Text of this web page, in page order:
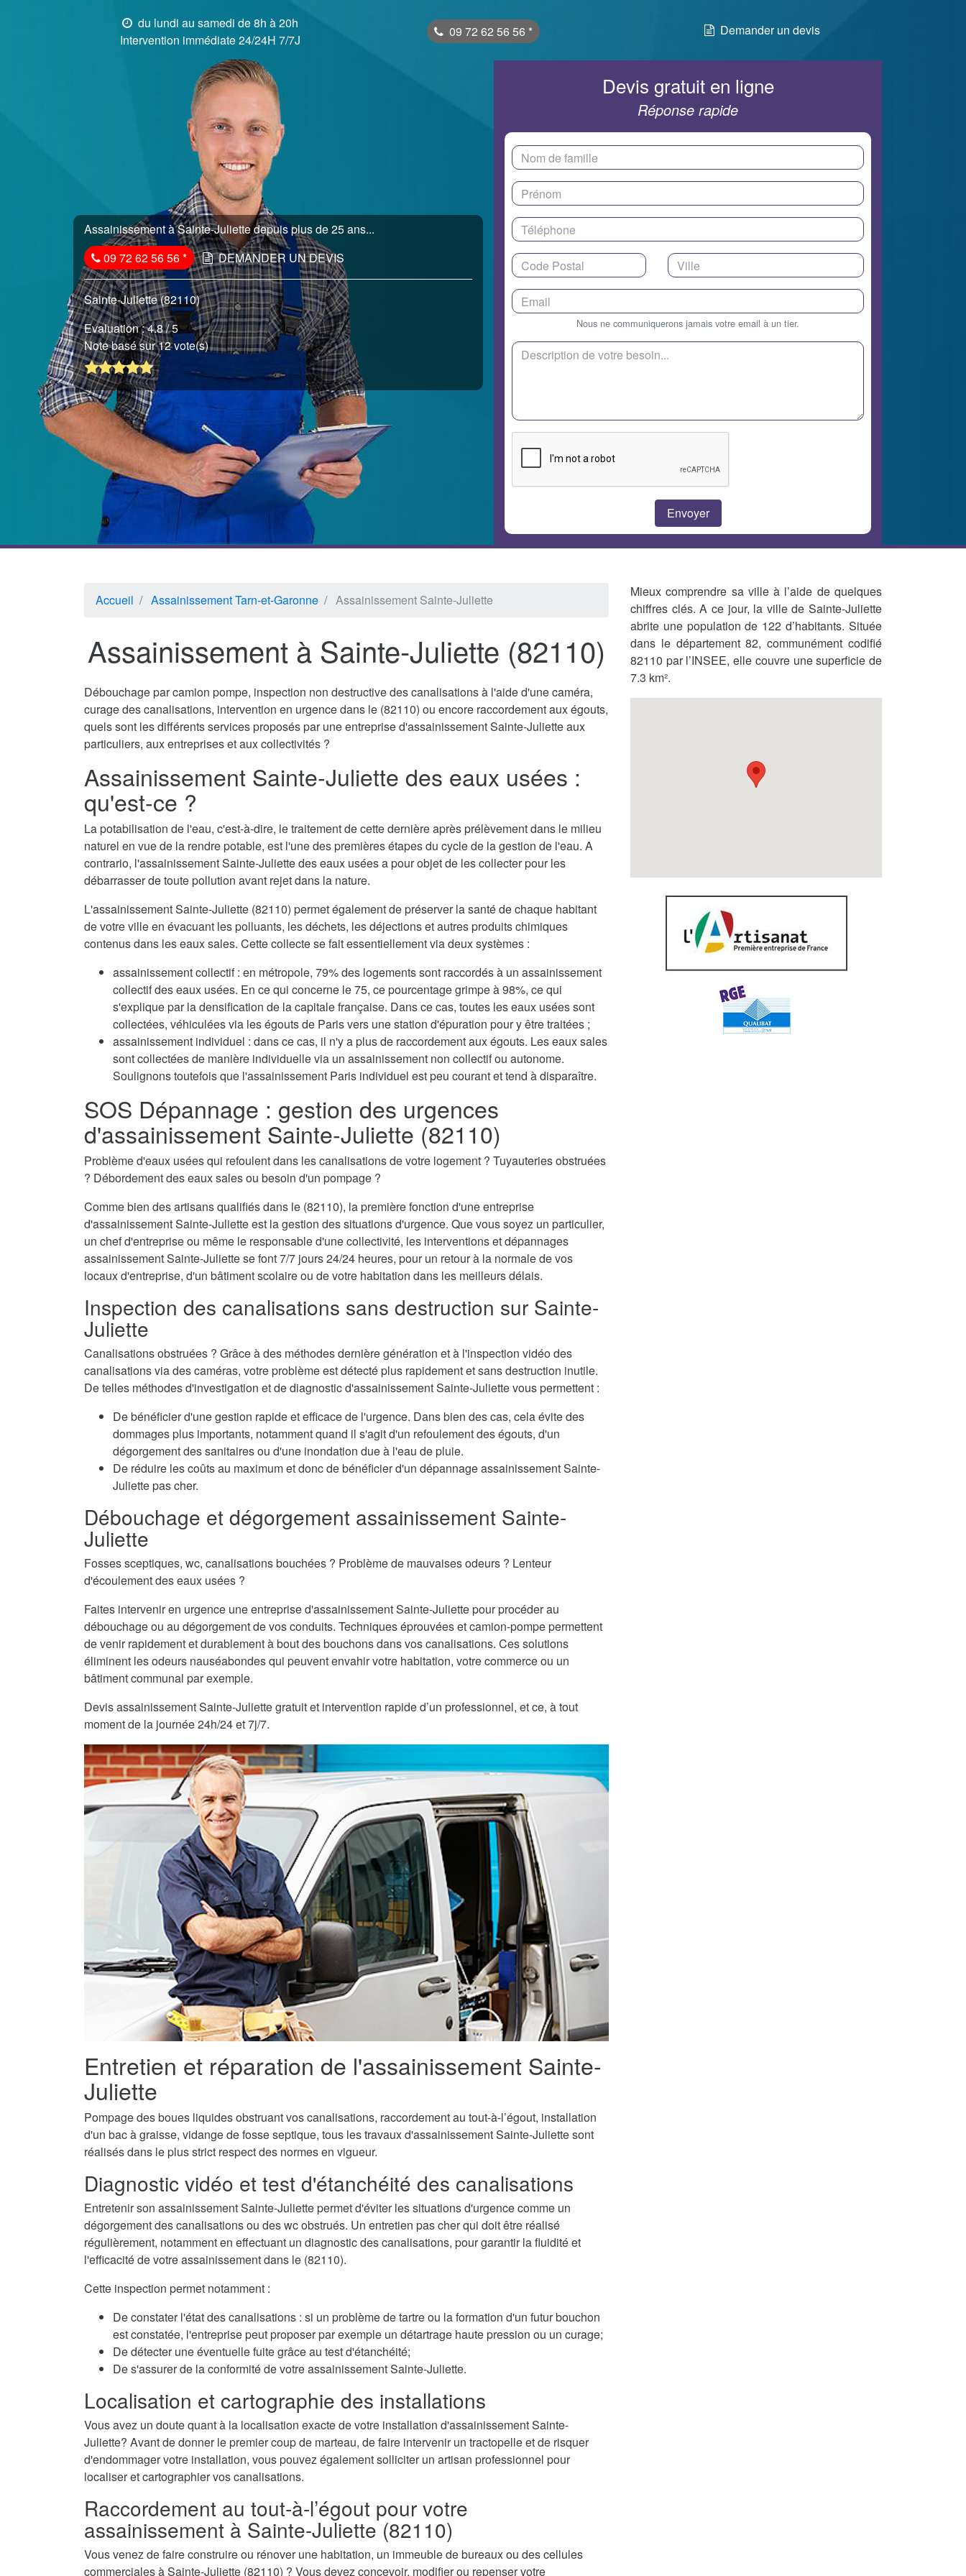
du lundi au samedi de 8h à 20h
Intervention immédiate 24/24H 7/7J
09 72 62 56 56 * Demander un devis
Assainissement à Sainte-Juliette depuis plus de 25 ans...
09 72 62 56 56* DEMANDER UN DEVIS
Sainte-Juliette (82110)
Evaluation :4.8/ 5
Note basé sur 12 vote(s)
Devis gratuit en ligne
Réponse rapide
Nous ne communiquerons jamais votre email à un tier.
Accueil Assainissement Tarn-et-Garonne Assainissement Sainte-Juliette
Assainissement à Sainte-Juliette (82110)
Débouchage par camion pompe, inspection non destructive des canalisations à l'aide d'une caméra,
curage des canalisations, intervention en urgence dans le (82110) ou encore raccordement aux égouts,
quels sont les différents services proposés par une entreprise d'assainissement Sainte-Juliette aux
particuliers, aux entreprises et aux collectivités ?
Assainissement Sainte-Juliette des eaux usées :
qu'est-ce ?
La potabilisation de l'eau, c'est-à-dire, le traitement de cette dernière après prélèvement dans le milieu
naturel en vue de la rendre potable, est l'une des premières étapes du cycle de la gestion de l'eau. A
contrario, l'assainissement Sainte-Juliette des eaux usées a pour objet de les collecter pour les
débarrasser de toute pollution avant rejet dans la nature.
L'assainissement Sainte-Juliette (82110) permet également de préserver la santé de chaque habitant
de votre ville en évacuant les polluants, les déchets, les déjections et autres produits chimiques
contenus dans les eaux sales. Cette collecte se fait essentiellement via deux systèmes :
assainissement collectif : en métropole, 79% des logements sont raccordés à un assainissement
collectif des eaux usées. En ce qui concerne le 75, ce pourcentage grimpe à 98%, ce qui
s'explique par la densification de la capitale française. Dans ce cas, toutes les eaux usées sont
collectées, véhiculées via les égouts de Paris vers une station d'épuration pour y être traitées ;
assainissement individuel : dans ce cas, il n'y a plus de raccordement aux égouts. Les eaux sales
sont collectées de manière individuelle via un assainissement non collectif ou autonome.
Soulignons toutefois que l'assainissement Paris individuel est peu courant et tend à disparaître.
SOS Dépannage : gestion des urgences
d'assainissement Sainte-Juliette (82110)
Problème d'eaux usées qui refoulent dans les canalisations de votre logement ? Tuyauteries obstruées
? Débordement des eaux sales ou besoin d'un pompage ?
Comme bien des artisans qualifiés dans le (82110), la première fonction d'une entreprise
d'assainissement Sainte-Juliette est la gestion des situations d'urgence. Que vous soyez un particulier,
un chef d'entreprise ou même le responsable d'une collectivité, les interventions et dépannages
assainissement Sainte-Juliette se font 7/7 jours 24/24 heures, pour un retour à la normale de vos
locaux d'entreprise, d'un bâtiment scolaire ou de votre habitation dans les meilleurs délais.
Inspection des canalisations sans destruction sur Sainte-
Juliette
Canalisations obstruées ? Grâce à des méthodes dernière génération et à l'inspection vidéo des
canalisations via des caméras, votre problème est détecté plus rapidement et sans destruction inutile.
De telles méthodes d'investigation et de diagnostic d'assainissement Sainte-Juliette vous permettent :
De bénéficier d'une gestion rapide et efficace de l'urgence. Dans bien des cas, cela évite des
dommages plus importants, notamment quand il s'agit d'un refoulement des égouts, d'un
dégorgement des sanitaires ou d'une inondation due à l'eau de pluie.
De réduire les coûts au maximum et donc de bénéficier d'un dépannage assainissement Sainte-
Juliette pas cher.
Débouchage et dégorgement assainissement Sainte-
Juliette
Fosses sceptiques, wc, canalisations bouchées ? Problème de mauvaises odeurs ? Lenteur
d'écoulement des eaux usées ?
Faites intervenir en urgence une entreprise d'assainissement Sainte-Juliette pour procéder au
débouchage ou au dégorgement de vos conduits. Techniques éprouvées et camion-pompe permettent
de venir rapidement et durablement à bout des bouchons dans vos canalisations. Ces solutions
éliminent les odeurs nauséabondes qui peuvent envahir votre habitation, votre commerce ou un
bâtiment communal par exemple.
Devis assainissement Sainte-Juliette gratuit et intervention rapide d’un professionnel, et ce, à tout
moment de la journée 24h/24 et 7j/7.
Entretien et réparation de l'assainissement Sainte-
Juliette
Pompage des boues liquides obstruant vos canalisations, raccordement au tout-à-l’égout, installation
d'un bac à graisse, vidange de fosse septique, tous les travaux d'assainissement Sainte-Juliette sont
réalisés dans le plus strict respect des normes en vigueur.
Diagnostic vidéo et test d'étanchéité des canalisations
Entretenir son assainissement Sainte-Juliette permet d'éviter les situations d'urgence comme un
dégorgement des canalisations ou des wc obstrués. Un entretien pas cher qui doit être réalisé
régulièrement, notamment en effectuant un diagnostic des canalisations, pour garantir la fluidité et
l'efficacité de votre assainissement dans le (82110).
Cette inspection permet notamment :
De constater l'état des canalisations : si un problème de tartre ou la formation d'un futur bouchon
est constatée, l'entreprise peut proposer par exemple un détartrage haute pression ou un curage;
De détecter une éventuelle fuite grâce au test d'étanchéité;
De s'assurer de la conformité de votre assainissement Sainte-Juliette.
Localisation et cartographie des installations
Vous avez un doute quant à la localisation exacte de votre installation d'assainissement Sainte-
Juliette? Avant de donner le premier coup de marteau, de faire intervenir un tractopelle et de risquer
d'endommager votre installation, vous pouvez également solliciter un artisan professionnel pour
localiser et cartographier vos canalisations.
Raccordement au tout-à-l’égout pour votre
assainissement à Sainte-Juliette (82110)
Vous venez de faire construire ou rénover une habitation, un immeuble de bureaux ou des cellules
commerciales à Sainte-Juliette (82110) ? Vous devez concevoir, modifier ou repenser votre
Mieux comprendre sa ville à l’aide de quelques
chiffres clés. A ce jour, la ville de Sainte-Juliette
abrite une population de 122 d’habitants. Située
dans le département 82, communément codifié
82110 par l’INSEE, elle couvre une superficie de
7.3 km².